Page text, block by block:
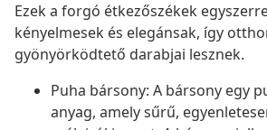
Ezek a forgó étkezőszékek
kényelmesek és elegánsak, így
gyönyörködtető darabjai lesznek.
Puha bársony: A bársony egy
anyag, amely sűrű,